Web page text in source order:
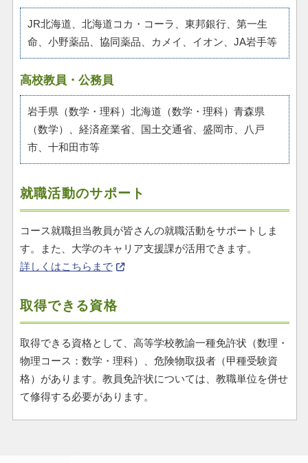
JR北海道、北海道コカ・コーラ、東邦銀行、第一生
命、小野薬品、協同薬品、カメイ、イオン、JA岩手等
高校教員・公務員
岩手県（数学・理科）北海道（数学・理科）青森県
（数学）、経済産業省、国土交通省、盛岡市、八戸
市、十和田市等
就職活動のサポート
コース就職担当教員が皆さんの就職活動をサポートしま
す。また、大学のキャリア支援課が活用できます。
詳しくはこちらまで
取得できる資格
取得できる資格として、高等学校教諭一種免許状（数理・
物理コース：数学・理科）、危険物取扱者（甲種受験資
格）があります。教員免許状については、教職単位を併せ
て修得する必要があります。